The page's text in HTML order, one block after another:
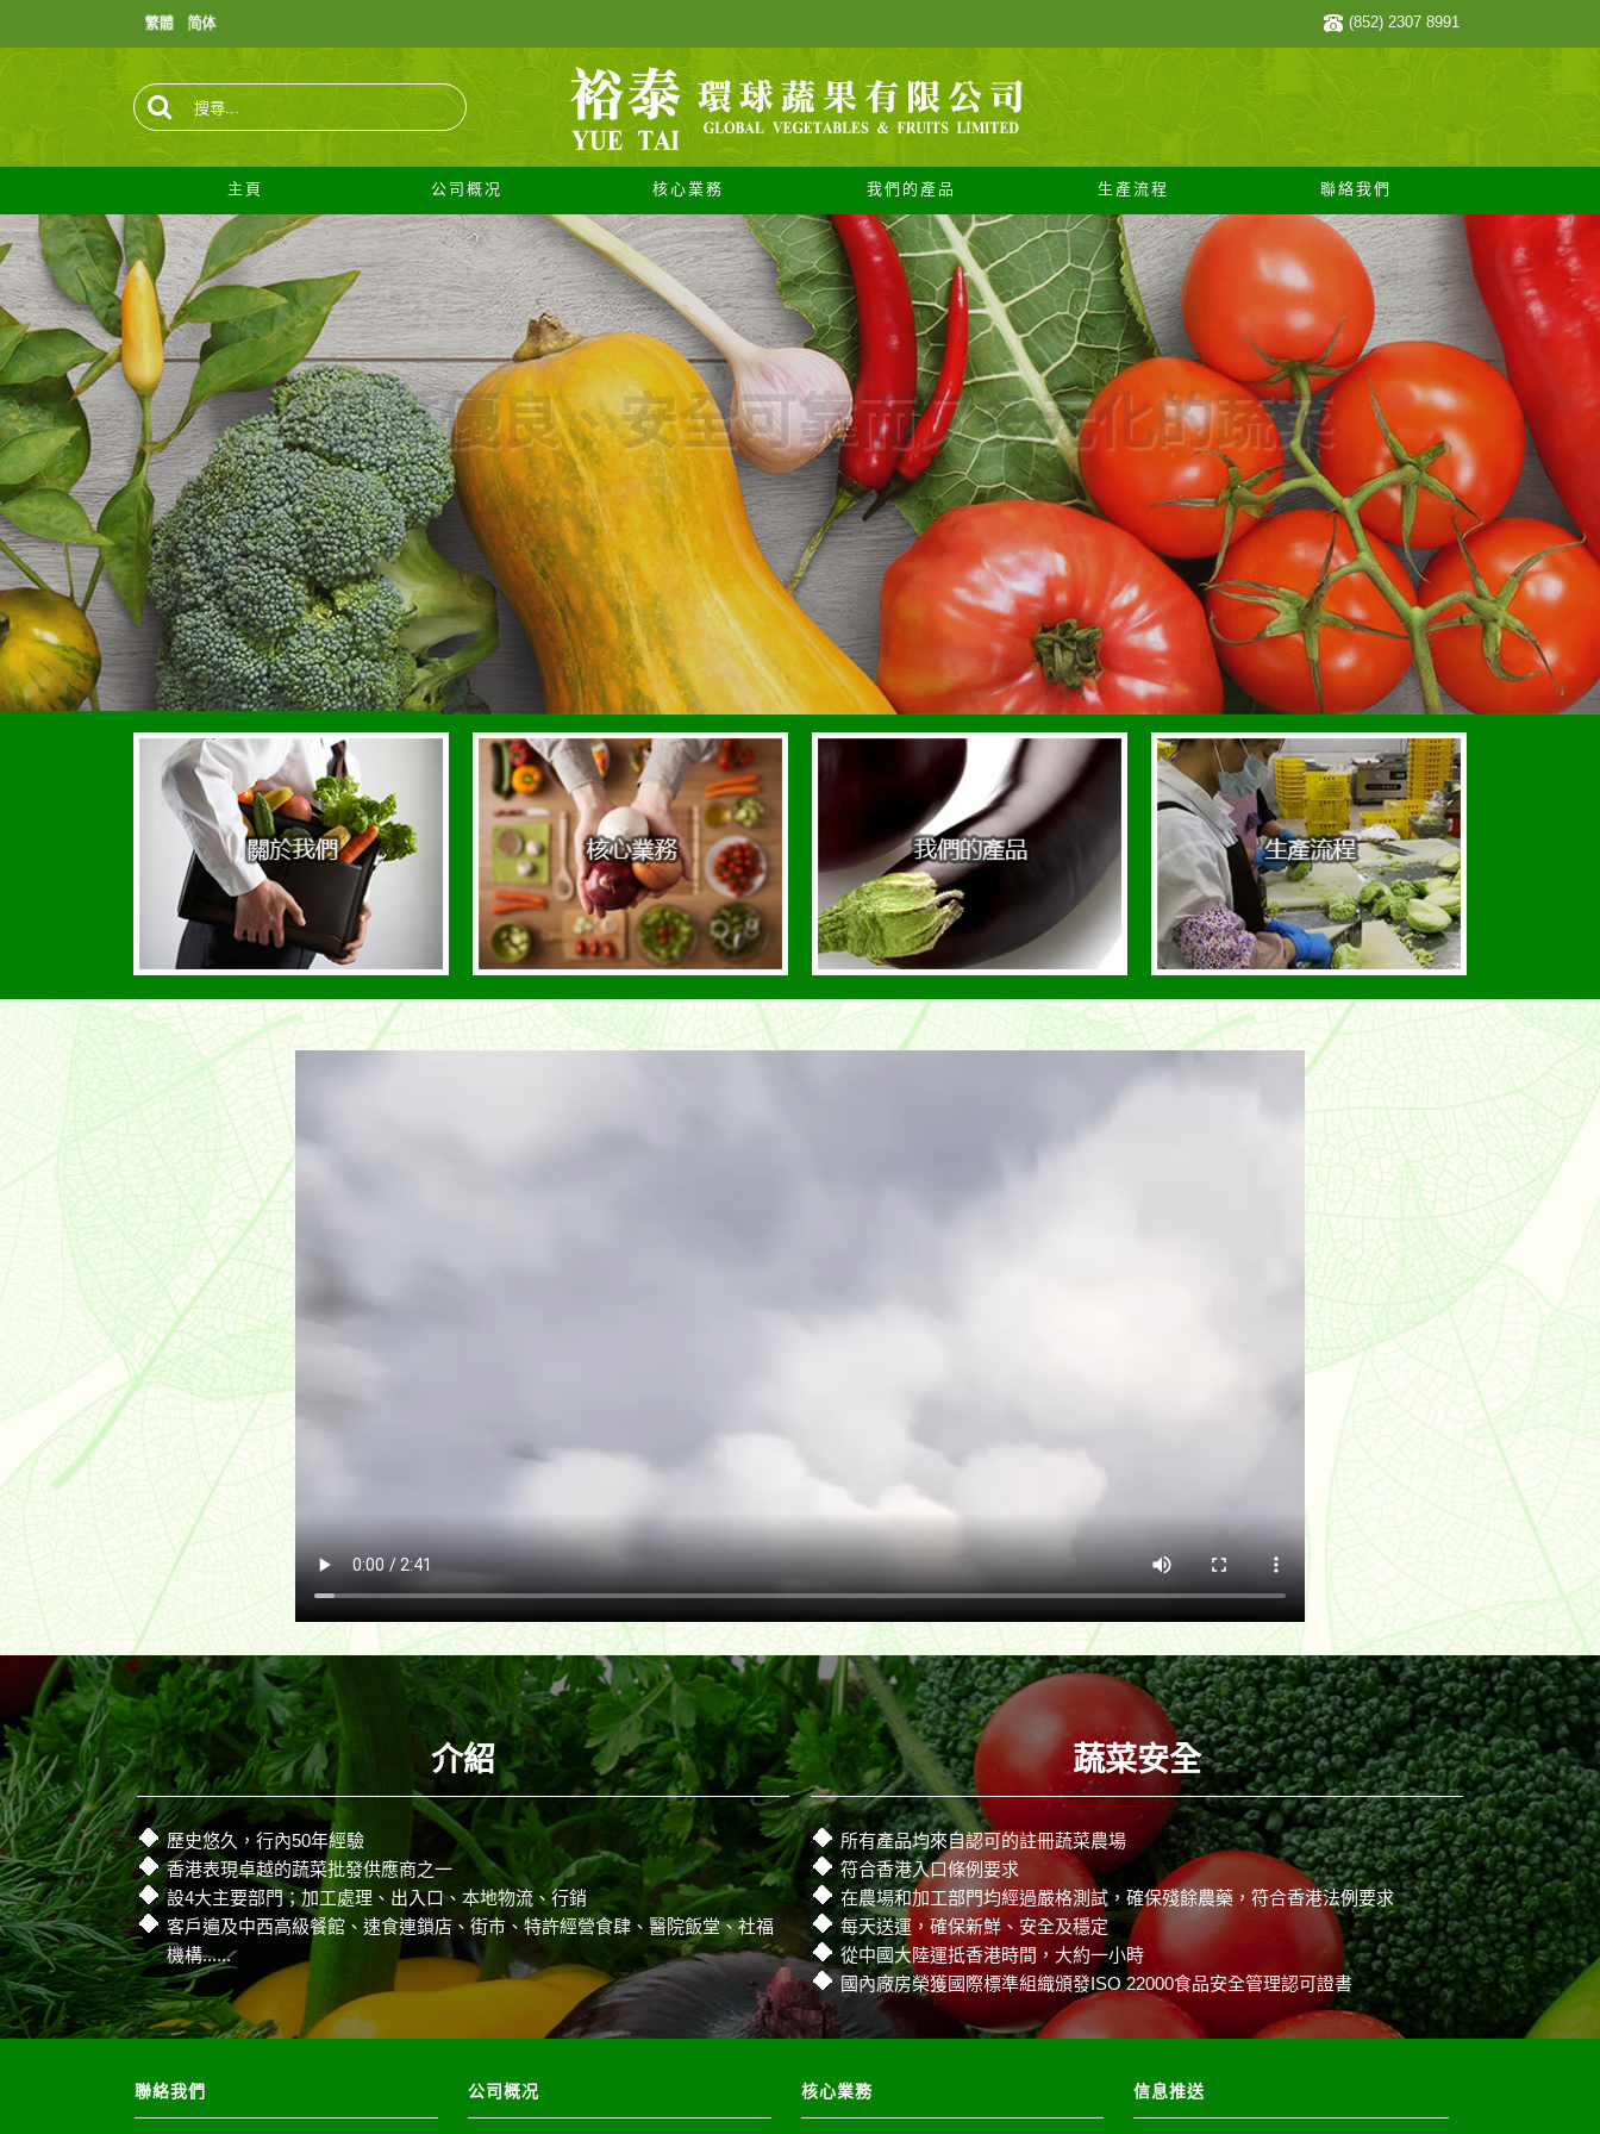
(852) 2307 8991
主頁 公司概况 核心業務 我們的產品 生產流程 聯絡我們
品質優良、安全可靠而又多元化的蔬菜
介紹
歷史悠久，行內50年經驗
香港表現卓越的蔬菜批發供應商之一
設4大主要部門；加工處理、出入口、本地物流、行銷
客戶遍及中西高級餐館、速食連鎖店、街市、特許經營食肆、醫院飯堂、社福
機構......
蔬菜安全
所有產品均來自認可的註冊蔬菜農場
符合香港入口條例要求
在農場和加工部門均經過嚴格測試，確保殘餘農藥，符合香港法例要求
每天送運，確保新鮮、安全及穩定
從中國大陸運抵香港時間，大約一小時
國內廠房榮獲國際標準組織頒發ISO 22000食品安全管理認可證書
聯絡我們 公司概况 核心業務 信息推送